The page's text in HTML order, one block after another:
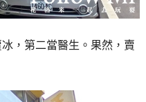
，第二當醫生。果然，賣